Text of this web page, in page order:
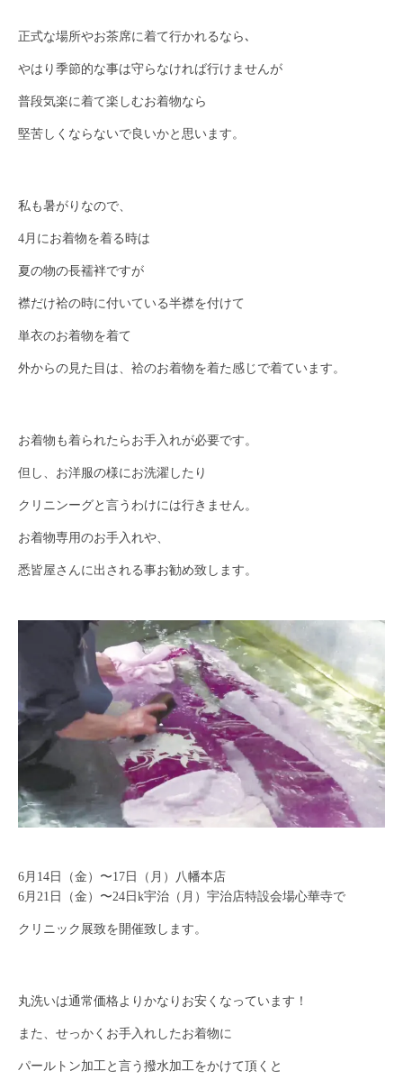
正式な場所やお茶席に着て行かれるなら､
やはり季節的な事は守らなければ行けませんが
普段気楽に着て楽しむお着物なら
堅苦しくならないで良いかと思います。
私も暑がりなので、
4月にお着物を着る時は
夏の物の長襦袢ですが
襟だけ袷の時に付いている半襟を付けて
単衣のお着物を着て
外からの見た目は、袷のお着物を着た感じで着ています。
お着物も着られたらお手入れが必要です。
但し、お洋服の様にお洗濯したり
クリニンーグと言うわけには行きません。
お着物専用のお手入れや、
悉皆屋さんに出される事お勧め致します。
6月14日（金）〜17日（月）八幡本店
6月21日（金）〜24日k宇治（月）宇治店特設会場心華寺で
クリニック展致を開催致します。
丸洗いは通常価格よりかなりお安くなっています！
また、せっかくお手入れしたお着物に
パールトン加工と言う撥水加工をかけて頂くと